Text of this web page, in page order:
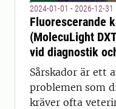
2024-01-01 - 2026-12-31
Fluorescerande
(MolecuLight
vid diagnostik
sårskador hos
Sårskador är ett
problemen som
kräver ofta